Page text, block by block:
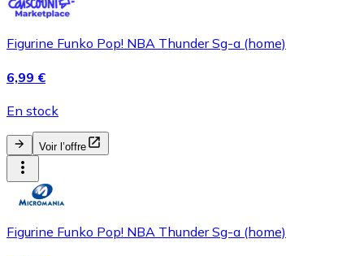
Figurine Funko Pop! NBA Thunder Sg-a (home)
6,99 €
En stock
Voir l’offre
Figurine Funko Pop! NBA Thunder Sg-a (home)